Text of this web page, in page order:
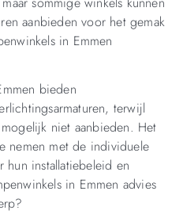
aanbieden voor het gemak
in Emmen
bieden
terwijl
niet aanbieden. Het
nemen met de individuele
hun installatiebeleid en
in Emmen advies